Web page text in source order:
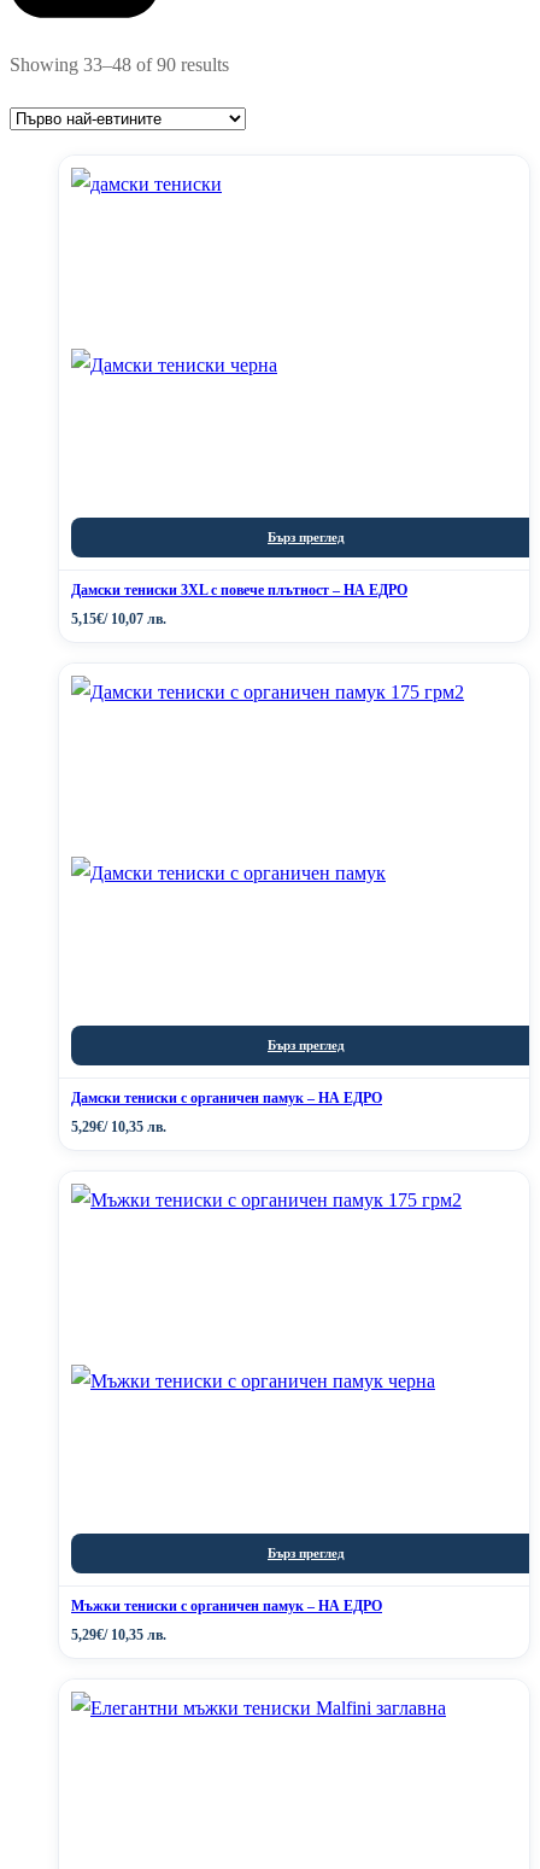
Showing 33–48 of 90 resultsSorted
price:
Бърз преглед
Дамски тениски 3XL с повече плътност – НА ЕДРО
5,15€/ 10,07 лв.
Бърз преглед
Дамски тениски с органичен памук – НА ЕДРО
5,29€/ 10,35 лв.
Бърз преглед
Мъжки тениски с органичен памук – НА ЕДРО
5,29€/ 10,35 лв.